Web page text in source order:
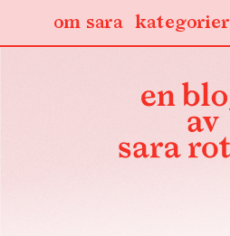
kategorier
om sara